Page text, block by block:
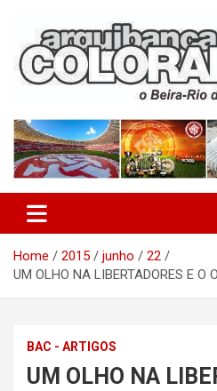
content
Arquibancada
Home 2015 junho
22
UM OLHO NA LIBERTADORES E O
BAC - ARTIGOS
UM OLHO NA